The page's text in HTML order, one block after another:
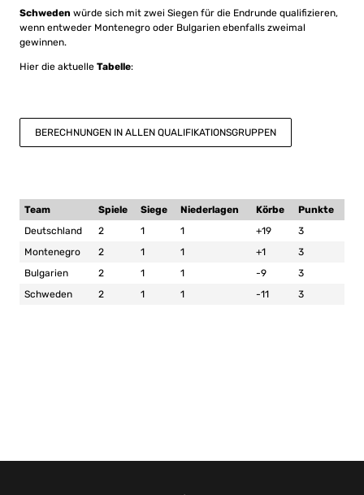
Schweden würde sich mit zwei Siegen für die Endrunde qualifizieren,
wenn entweder Montenegro oder Bulgarien ebenfalls zweimal
gewinnen.
Hier die aktuelle Tabelle:
BERECHNUNGEN IN ALLEN QUALIFIKATIONSGRUPPEN
Team Spiele Siege Niederlagen Körbe
Punkte
Deutschland
2 1 1 +19
3
Montenegro
2 1 1 +1
3
Bulgarien
2 1 1 -9
3
Schweden
2 1 1 -11 3